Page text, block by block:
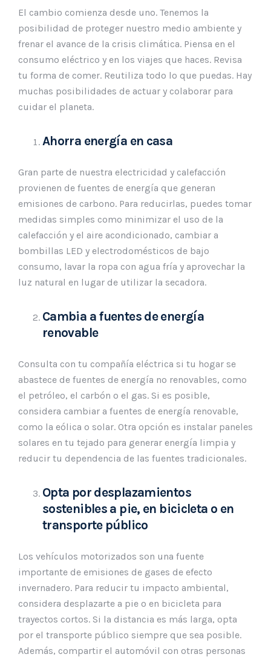
El cambio comienza desde uno. Tenemos la
posibilidad de proteger nuestro medio ambiente y
frenar el avance de la crisis climática. Piensa en el
consumo eléctrico y en los viajes que haces. Revisa
tu forma de comer. Reutiliza todo lo que puedas. Hay
muchas posibilidades de actuar y colaborar para
cuidar el planeta.
Ahorra energía en casa
Gran parte de nuestra electricidad y calefacción
provienen de fuentes de energía que generan
emisiones de carbono. Para reducirlas, puedes tomar
medidas simples como minimizar el uso de la
calefacción y el aire acondicionado, cambiar a
bombillas LED y electrodomésticos de bajo
consumo, lavar la ropa con agua fría y aprovechar la
luz natural en lugar de utilizar la secadora.
Cambia a fuentes de energía
renovable
Consulta con tu compañía eléctrica si tu hogar se
abastece de fuentes de energía no renovables, como
el petróleo, el carbón o el gas. Si es posible,
considera cambiar a fuentes de energía renovable,
como la eólica o solar. Otra opción es instalar paneles
solares en tu tejado para generar energía limpia y
reducir tu dependencia de las fuentes tradicionales.
Opta por desplazamientos
sostenibles a pie, en bicicleta o en
transporte público
Los vehículos motorizados son una fuente
importante de emisiones de gases de efecto
invernadero. Para reducir tu impacto ambiental,
considera desplazarte a pie o en bicicleta para
trayectos cortos. Si la distancia es más larga, opta
por el transporte público siempre que sea posible.
Además, compartir el automóvil con otras personas